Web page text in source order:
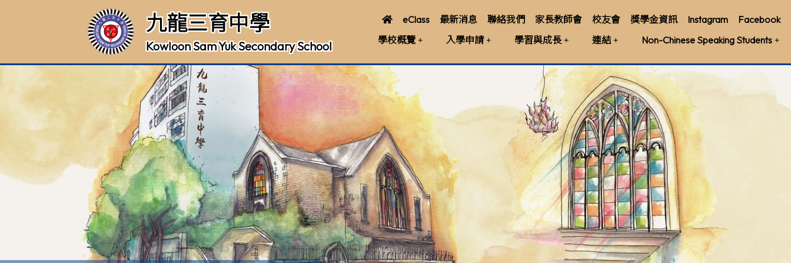
九龍三育中學
Kowloon Sam Yuk Secondary School
eClass 最新消息 聯絡我們 家長教師會 校友會 獎學金資訊 Instagram
Facebook
學校概覽
入學申請 學習與成長 連結 Non-Chinese Speaking Students